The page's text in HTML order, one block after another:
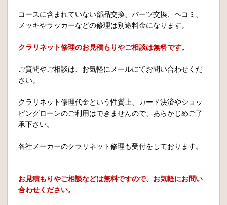
コースに含まれていない部品交換、パーツ交換、ヘコミ、
メッキやラッカーなどの修理は別途料金になります。
クラリネット修理のお見積もりやご相談は無料です。
ご質問やご相談は、お気軽にメールにてお問い合わせくだ
さい。
クラリネット修理代金という性質上、カード決済やショッ
ピングローンのご利用はできませんので、あらかじめご了
承下さい。
各社メーカーのクラリネット修理も受付をしております。
お見積もりやご相談などは無料ですので、お気軽にお問い
合わせください。